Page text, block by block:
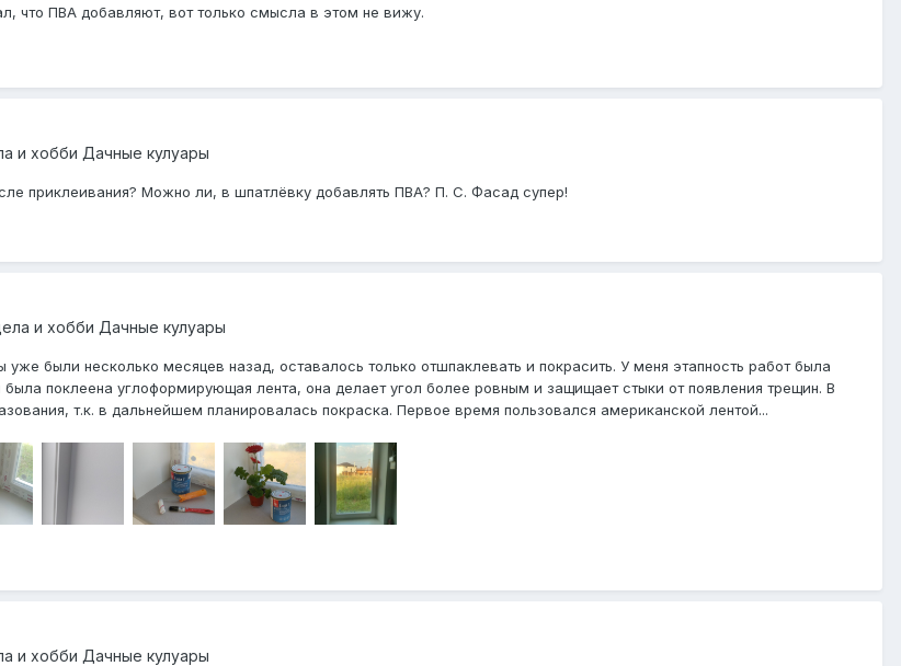
что ПВА добавляют, вот только смысла в этом не вижу.
и хобби Дачные кулуары
приклеивания? Можно ли, в шпатлëвку добавлять ПВА? П. С. Фасад супер!
и хобби Дачные кулуары
были несколько месяцев назад, оставалось только отшпаклевать и покрасить. У меня этапность работ была
поклеена углоформирующая лента, она делает угол более ровным и защищает стыки от появления трещин. В
т.к. в дальнейшем планировалась покраска. Первое время пользовался американской лентой...
и хобби Дачные кулуары